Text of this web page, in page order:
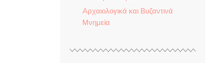
Aρχαιολογικά και Βυζαντινά
Μνημεία